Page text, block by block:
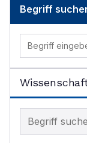
Begriff
Begriff im